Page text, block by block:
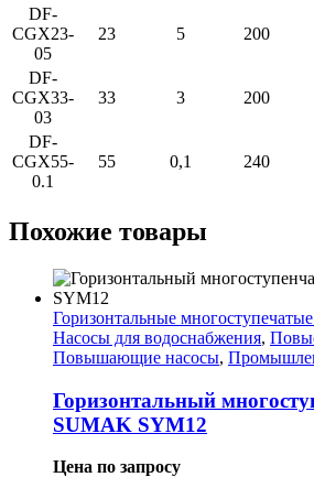
DF-
CGX23-
05
23 5 200
DF-
CGX33-
03
33 3 200
DF-
CGX55-
0.1
55 0,1 240
Похожие товары
Горизонтальные
Насосы для водоснабжения,
Повышающие насосы,
Горизонтальный
SUMAK SYM12
Цена по запросу